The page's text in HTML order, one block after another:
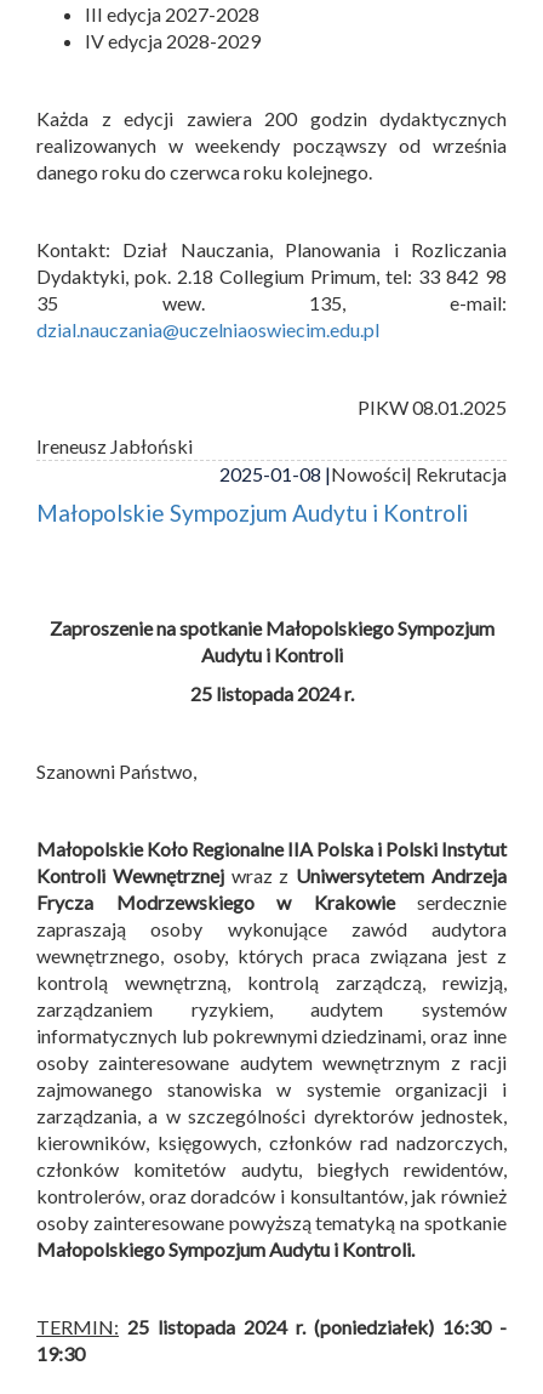
III edycja 2027-2028
IV edycja 2028-2029
Każda z edycji zawiera 200 godzin dydaktycznych
realizowanych w weekendy począwszy od września
danego roku do czerwca roku kolejnego.
Kontakt: Dział Nauczania, Planowania i Rozliczania
Dydaktyki, pok. 2.18 Collegium Primum, tel: 33 842 98
35 wew. 135, e-mail:
dzial.nauczania@uczelniaoswiecim.edu.pl
PIKW 08.01.2025
Ireneusz Jabłoński
2025-01-08 |Nowości| Rekrutacja
Małopolskie Sympozjum Audytu i Kontroli
Zaproszenie na spotkanie Małopolskiego Sympozjum
Audytu i Kontroli
25 listopada 2024 r.
Szanowni Państwo,
Małopolskie Koło Regionalne IIA Polska i Polski Instytut
Kontroli Wewnętrznejwraz z Uniwersytetem Andrzeja
Frycza Modrzewskiego w Krakowieserdecznie
zapraszają osoby wykonujące zawód audytora
wewnętrznego, osoby, których praca związana jest z
kontrolą wewnętrzną, kontrolą zarządczą, rewizją,
zarządzaniem ryzykiem, audytem systemów
informatycznych lub pokrewnymi dziedzinami, oraz inne
osoby zainteresowane audytem wewnętrznym z racji
zajmowanego stanowiska w systemie organizacji i
zarządzania, a w szczególności dyrektorów jednostek,
kierowników, księgowych, członków rad nadzorczych,
członków komitetów audytu, biegłych rewidentów,
kontrolerów, oraz doradców i konsultantów, jak również
osoby zainteresowane powyższą tematyką na spotkanie
Małopolskiego Sympozjum Audytu i Kontroli.
TERMIN: 25 listopada 2024 r. (poniedziałek) 16:30 -
19:30